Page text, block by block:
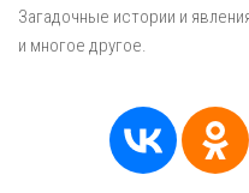
Загадочные истории и
и многое другое.